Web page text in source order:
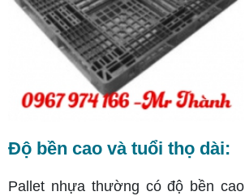
Độ bền cao và tuổi thọ dài:
Pallet nhựa thường có độ bền cao